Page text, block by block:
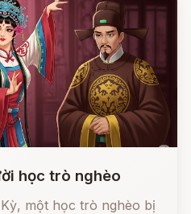
học trò nghèo
một học trò nghèo bị